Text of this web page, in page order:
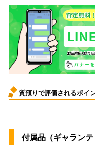
質預りで評価されるポイ
付属品（ギャランテ